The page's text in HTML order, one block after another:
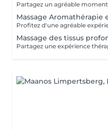
Massage Aromathérapie
Massage des tissus